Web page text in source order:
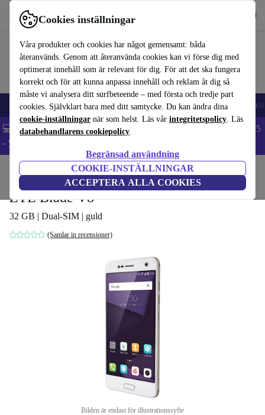
Cookies inställningar
Våra produkter och cookies har något gemensamt: båda
återanvänds. Genom att återanvända cookies kan vi förse dig med
optimerat innehåll som är relevant för dig. För att det ska fungera
korrekt och för att kunna anpassa innehåll och reklam åt dig så
måste vi analysera ditt surfbeteende – med första och tredje part
cookies. Självklart bara med ditt samtycke. Du kan ändra dina
cookie-inställningar när som helst. Läs vår integritetspolicy. Läs
databehandlarens cookiepolicy.
Begränsad användning
COOKIE-INSTÄLLNINGAR
ACCEPTERA ALLA COOKIES
Använd refurbed snabbt och enkelt
🎒 Back to school Mobiltelefoner Bärbara datorer Surfplattor
💻 Extra 5% rabatt på alla MacBooks och laptops - Code: LAPTOP5
- Villkor
Mobiltelefoner & Smartphones
ZTE Blade V8
32 GB | Dual-SIM | guld
(Samlar in recensioner)
Bilden är endast för illustrationssyfte